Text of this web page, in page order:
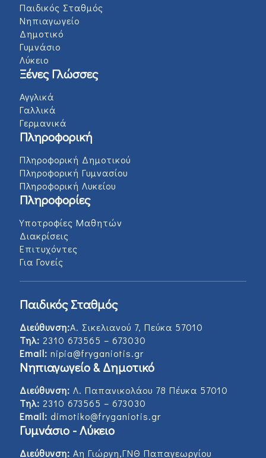
Παιδικός Σταθμός
Νηπιαγωγείο
Δημοτικό
Γυμνάσιο
Λύκειο
Ξένες Γλώσσες
Αγγλικά
Γαλλικά
Γερμανικά
Πληροφορική
Πληροφορική Δημοτικού
Πληροφορική Γυμνασίου
Πληροφορική Λυκείου
Πληροφορίες
Υποτροφίες Μαθητών
Διακρίσεις
Επιτυχόντες
Για Γονείς
Παιδικός Σταθμός
Διεύθυνση:Α. Σικελιανού 7, Πεύκα 57010
Τηλ: 2310 673565 – 673030
Email: nipia@fryganiotis.gr
Νηπιαγωγείο & Δημοτικό
Διεύθυνση: Λ. Παπανικολάου 78 Πέυκα 57010
Τηλ: 2310 673565 – 673030
Email: dimotiko@fryganiotis.gr
Γυμνάσιο - Λύκειο
Διεύθυνση: Αη Γιώργη,ΓΝΘ Παπαγεωργίου